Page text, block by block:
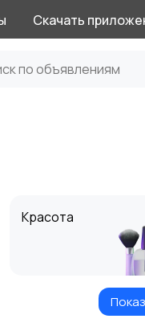
Скачать
Красота